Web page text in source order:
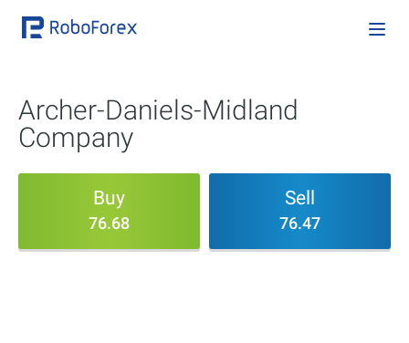
Archer-Daniels-Midland
Company
Buy
76.68
Sell
76.47